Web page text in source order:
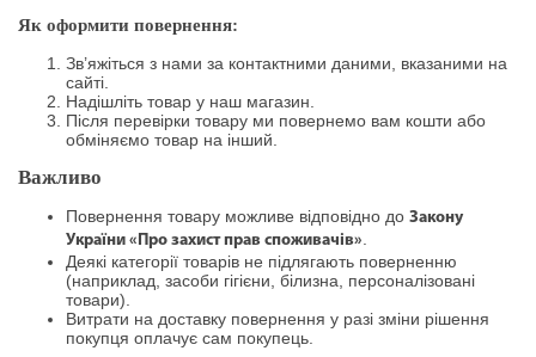
Як оформити повернення:
Зв’яжіться з нами за контактними даними, вказаними на
сайті.
Надішліть товар у наш магазин.
Після перевірки товару ми повернемо вам кошти або
обміняємо товар на інший.
Важливо
Повернення товару можливе відповідно до Закону
України «Про захист прав споживачів».
Деякі категорії товарів не підлягають поверненню
(наприклад, засоби гігієни, білизна, персоналізовані
товари).
Витрати на доставку повернення у разі зміни рішення
покупця оплачує сам покупець.